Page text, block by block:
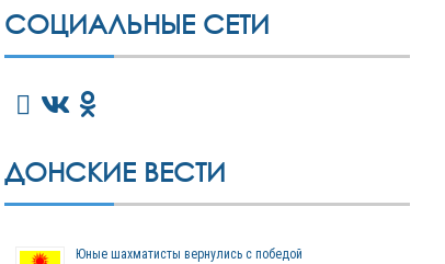
СОЦИАЛЬНЫЕ СЕТИ
ДОНСКИЕ ВЕСТИ
Юные шахматисты вернулись с победой